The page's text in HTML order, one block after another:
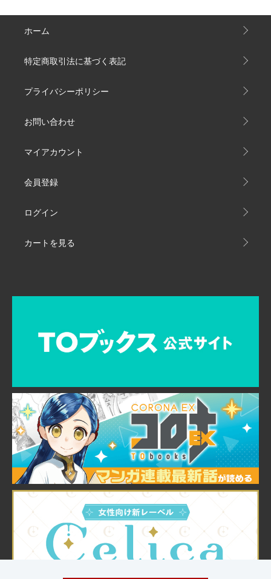
ホーム
特定商取引法に基づく表記
プライバシーポリシー
お問い合わせ
マイアカウント
会員登録
ログイン
カートを見る